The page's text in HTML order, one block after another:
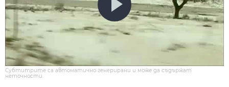
Субтитрите са автоматично генерирани и може да съдържат
неточности.